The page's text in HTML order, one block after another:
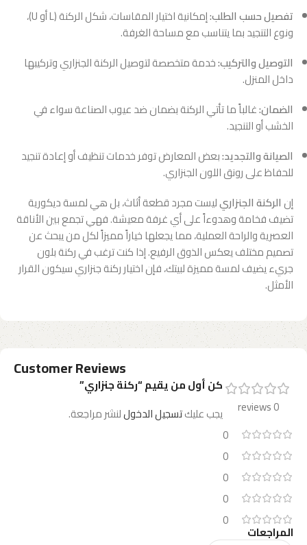
تفصيل حسب الطلب:
إمكانية اختيار المقاسات، شكل الركنة (L أو U)،
ونوع التنجيد بما يتناسب مع مساحة الغرفة.
التوصيل والتركيب:خدمة متخصصة لتوصيل الركنة الجنزاري وتركيبها
داخل المنزل.
الضمان:غالباً ما تأتي الركنة بضمان ضد عيوب الصناعة سواء في
الخشب أو التنجيد.
الصيانة والتجديد:بعض المعارض توفر خدمات تنظيف أو إعادة تنجيد
للحفاظ على رونق اللون الجنزاري.
إن الركنة الجنزاريليست مجرد قطعة أثاث، بل هي لمسة ديكورية
تضيف فخامة وهدوءاً على أي غرفة معيشة. فهي تجمع بين الأناقة
العصرية والراحة العملية، مما يجعلها خياراً مميزاً لكل من يبحث عن
تصميم مختلف يعكس الذوق الرفيع. إذا كنت ترغب في ركنة بلون
جريء يضيف لمسة مميزة لبيتك، فإن اختيار ركنة جنزاري سيكون القرار
الأمثل.
Customer Reviews
0 reviews
0
0
0
0
0
المراجعات
كن أول من يقيم “ركنة جنزاري”
يجب عليكتسجيل الدخوللنشر مراجعة.